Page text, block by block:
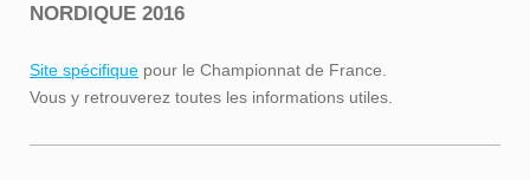
NORDIQUE 2016
Site spécifique pour le Championnat de France.
Vous y retrouverez toutes les informations utiles.